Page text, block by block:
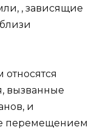
, зависящие
вызванные
и
перемещением